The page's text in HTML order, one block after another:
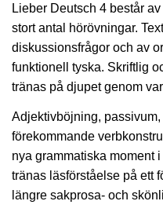
Lieber Deutsch 4 består
stort antal hörövningar.
diskussionsfrågor och av
funktionell tyska. Skriftlig
tränas på djupet genom
Adjektivböjning,
förekommande
nya grammatiska moment
tränas läsförståelse på ett
längre sakprosa- och